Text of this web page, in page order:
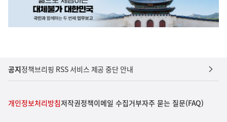
공지정책브리핑 RSS 서비스 제공 중단 안내
개인정보처리방침저작권정책이메일 수집거부자주 묻는 질문(FAQ)